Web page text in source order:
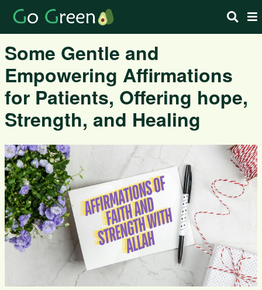
Some Gentle and
Empowering Affirmations
for Patients, Offering hope,
Strength, and Healing